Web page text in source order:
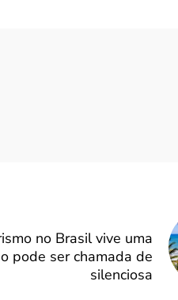
no Brasil vive uma
pode ser chamada de
silenciosa